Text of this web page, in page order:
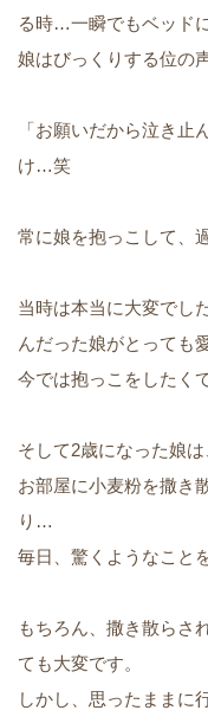
る時…一瞬でもベッド
娘はびっくりする位の
「お願いだから泣き止
け…笑
常に娘を抱っこして、
当時は本当に大変でし
んだった娘がとっても
今では抱っこをしたく
そして2歳になった娘は
お部屋に小麦粉を撒き
り…
毎日、驚くようなこと
もちろん、撒き散らさ
ても大変です。
しかし、思ったままに